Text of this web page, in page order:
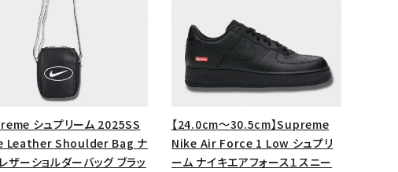
ョンブランドから探す
ブ
キャップ・ハット
ク
ショルダー・ウエストバッグ
シュプリーム 2025SS
Leather Shoulder Bag ナ
ザーショルダーバッグ ブラッ
【24.0cm～30.5cm】Supreme
Nike Air Force 1 Low シュプリ
ーム ナイキエアフォース１スニー